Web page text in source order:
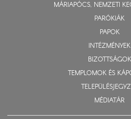
MÁRIAPÓCS, NEMZETI
PARÓKIÁK
PAPOK
INTÉZMÉNYEK
BIZOTTSÁGOK
TEMPLOMOK ÉS
MÉDIATÁR